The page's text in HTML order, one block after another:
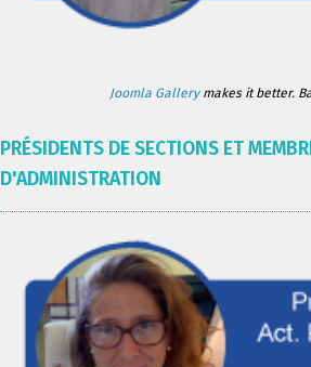
Joomla Gallerymakes it better.
PRÉSIDENTS DE SECTIONS ET
D'ADMINISTRATION